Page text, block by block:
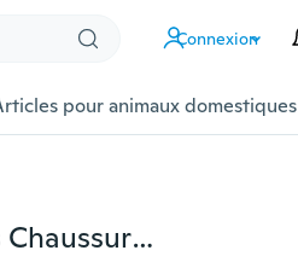
Connexion
pour animaux domestiques
Hommes Chaussures de sport de plein air respirantes Chaussures de course